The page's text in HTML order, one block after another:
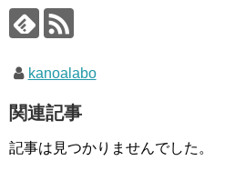
kanoalabo
関連記事
記事は見つかりませんでした。